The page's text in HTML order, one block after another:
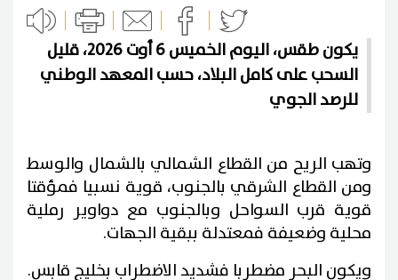
يكون طقس، اليوم الخميس 6 أوت 2026، قليل
السحب على كامل البلاد، حسب المعهد الوطني
للرصد الجوي
وتهب الريح من القطاع الشمالي بالشمال والوسط
ومن القطاع الشرقي بالجنوب، قوية نسبيا فمؤقتا
قوية قرب السواحل وبالجنوب مع دواوير رملية
محلية وضعيفة فمعتدلة ببقية الجهات.
ويكون البحر مضطربا فشديد الاضطراب بخليج قابس.